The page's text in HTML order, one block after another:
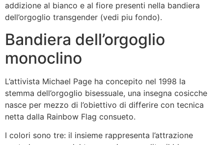
addizione al bianco e al fiore presenti nella bandiera
dell’orgoglio transgender (vedi piu fondo).
Bandiera dell’orgoglio
monoclino
L’attivista Michael Page ha concepito nel 1998 la
stemma dell’orgoglio bisessuale, una insegna cosicche
nasce per mezzo di l’obiettivo di differire con tecnica
netta dalla Rainbow Flag consueto.
I colori sono tre: il insieme rappresenta l’attrazione